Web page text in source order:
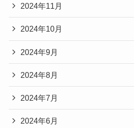
2024年11月
2024年10月
2024年9月
2024年8月
2024年7月
2024年6月